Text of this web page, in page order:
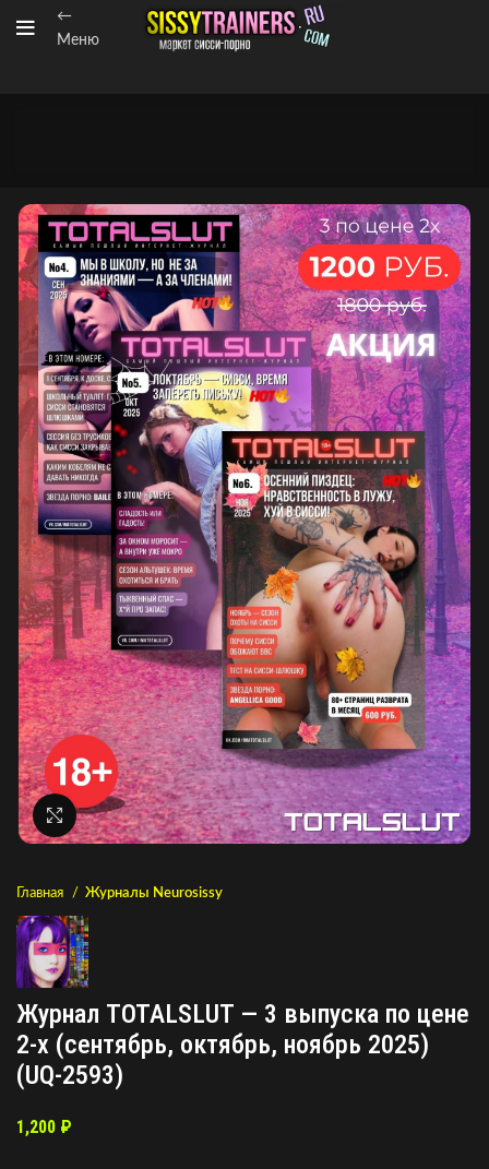
←
Меню
Нажмите, чтобы увеличить
Главная Журналы Neurosissy
Журнал TOTALSLUT — 3 выпуска по цене
2-х (сентябрь, октябрь, ноябрь 2025)
(UQ-2593)
1,200 ₽